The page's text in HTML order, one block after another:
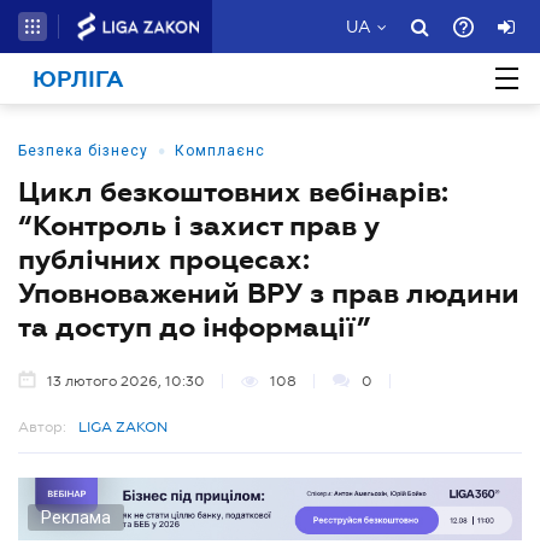
UA
ЮРЛІГА
Безпека бізнесу • Комплаєнс
Цикл безкоштовних вебінарів:
“Контроль і захист прав у
публічних процесах:
Уповноважений ВРУ з прав людини
та доступ до інформації”
13 лютого 2026, 10:30 108 0
Автор: LIGA ZAKON
Реклама